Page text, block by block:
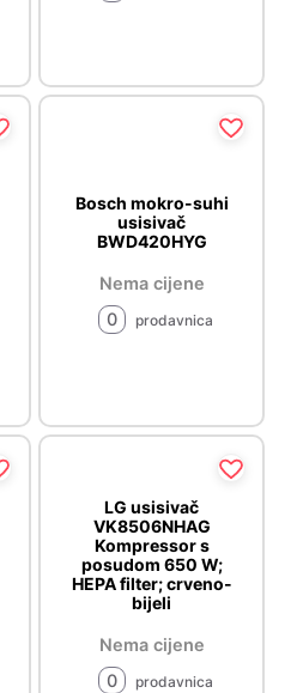
Bosch mokro-suhi
usisivač
BWD420HYG
Nema cijene
0
prodavnica
LG usisivač
VK8506NHAG
Kompressor s
posudom 650 W;
HEPA filter; crveno-
bijeli
Nema cijene
0
prodavnica